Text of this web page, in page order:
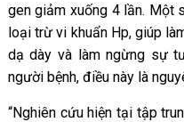
gen giảm xuống 4 lần. Một
loại trừ vi khuẩn Hp, giúp
dạ dày và làm ngừng sự
người bệnh, điều này là
“Nghiên cứu hiện tại tập